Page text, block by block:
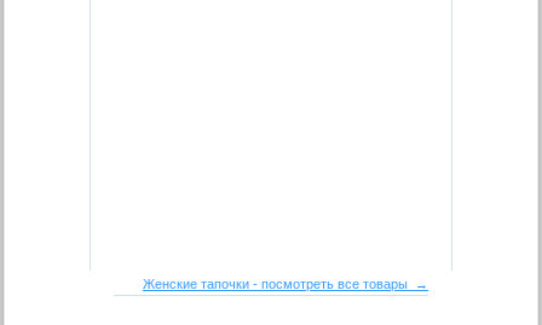
Женские тапочки - посмотреть все товары →